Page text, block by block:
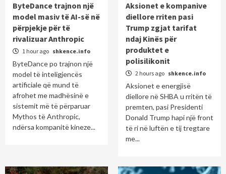
ByteDance trajnon një
model masiv të AI-së në
përpjekje për të
rivalizuar Anthropic
1 hour ago shkence.info
ByteDance po trajnon një
model të inteligjencës
artificiale që mund të
afrohet me madhësinë e
sistemit më të përparuar
Mythos të Anthropic,
ndërsa kompanitë kineze...
Aksionet e kompanive
diellore rriten pasi
Trump zgjat tarifat
ndaj Kinës për
produktet e
polisilikonit
2 hours ago shkence.info
Aksionet e energjisë
diellore në SHBA u rritën të
premten, pasi Presidenti
Donald Trump hapi një front
të ri në luftën e tij tregtare
me...